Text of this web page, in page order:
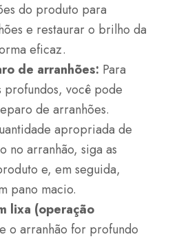
do produto para
e restaurar o brilho da
eficaz.
de arranhões: Para
profundos, você pode
de arranhões.
apropriada de
no arranhão, siga as
e, em seguida,
pano macio.
lixa (operação
o arranhão for profundo